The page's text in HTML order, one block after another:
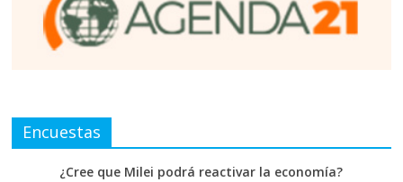
Encuestas
¿Cree que Milei podrá reactivar la economía?